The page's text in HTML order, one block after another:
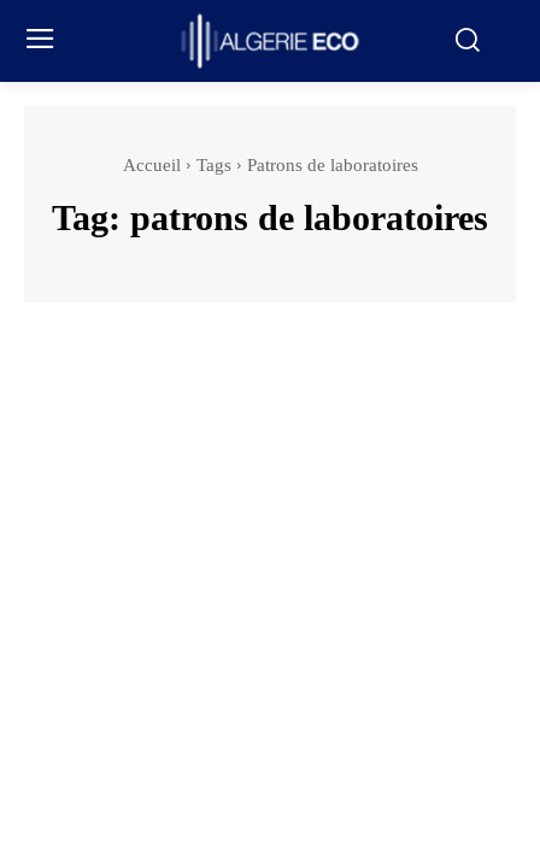
Accueil Tags Patrons de laboratoires
Tag: patrons de laboratoires